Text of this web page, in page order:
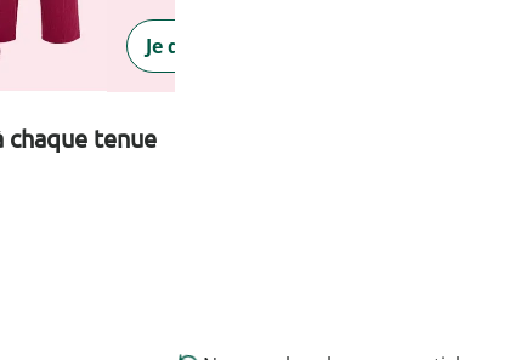
Je découvre
chaque tenue